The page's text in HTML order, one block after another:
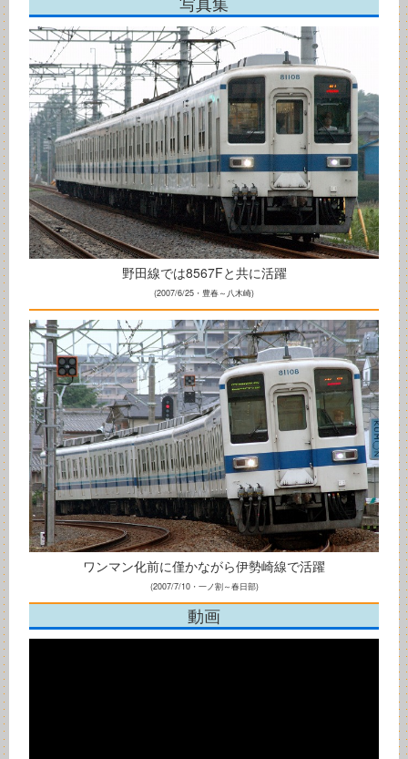
野田線では8567Fと共に活躍
(2007/6/25・豊春～八木崎)
ワンマン化前に僅かながら伊勢崎線で活躍
(2007/7/10・一ノ割～春日部)
動画